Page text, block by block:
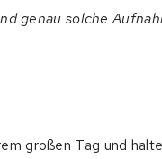
genau solche
großen Tag und